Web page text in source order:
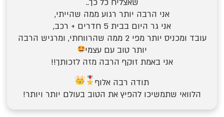
שאצליח כל כך..
אני הרבה יותר רגוע ממה שהייתי,
אני גר היום בבית 5 חדרים + רכב,
עובד ומכניס יותר מפי 2 ממה שהרווחתי, ומרגיש הרבה
יותר טוב עם עצמי
אני באמת זוקף הרבה מזה לזכותך!!
תודה רבה אלוף
הלוואי שתמשיכו להפיץ את הטוב בעולם יותר ויותר!